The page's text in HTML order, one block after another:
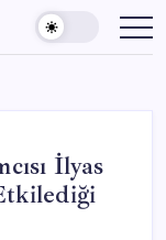
İlyas